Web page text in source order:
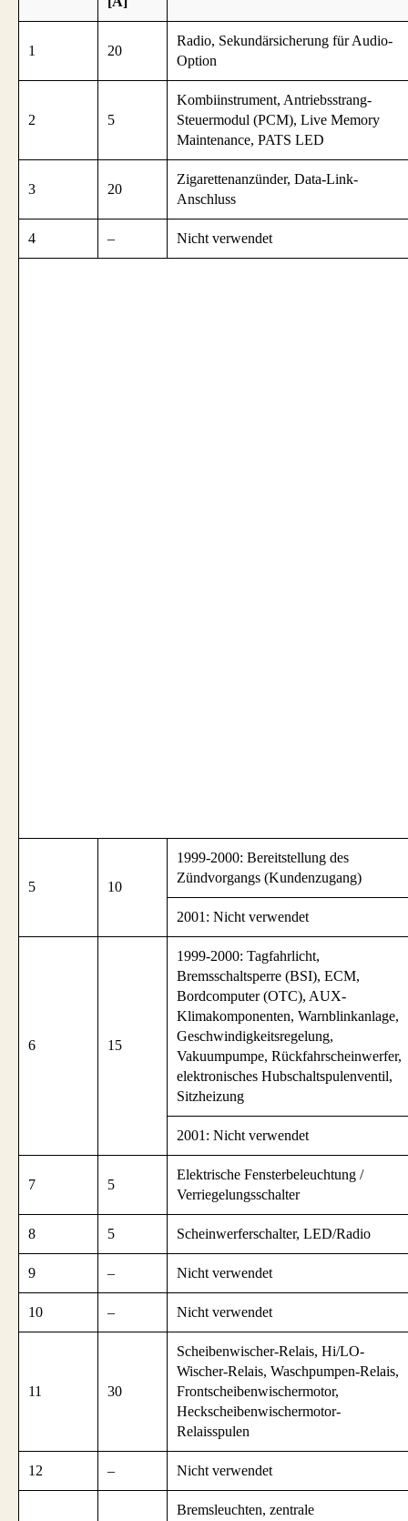
1 20
Radio, Sekundärsicherung für Audio-
Option
2 5
Kombiinstrument, Antriebsstrang-
Steuermodul (PCM), Live Memory
Maintenance, PATS LED
3 20
Zigarettenanzünder, Data-Link-
Anschluss
4 – Nicht verwendet
5 10
1999-2000: Bereitstellung des
Zündvorgangs (Kundenzugang)
2001: Nicht verwendet
6 15
1999-2000: Tagfahrlicht,
Bremsschaltsperre (BSI), ECM,
Bordcomputer (OTC), AUX-
Klimakomponenten, Warnblinkanlage,
Geschwindigkeitsregelung,
Vakuumpumpe, Rückfahrscheinwerfer,
elektronisches Hubschaltspulenventil,
Sitzheizung
2001: Nicht verwendet
7 5
Elektrische Fensterbeleuchtung /
Verriegelungsschalter
8 5 Scheinwerferschalter, LED/Radio
9 – Nicht verwendet
10 – Nicht verwendet
11 30
Scheibenwischer-Relais, Hi/LO-
Wischer-Relais, Waschpumpen-Relais,
Frontscheibenwischermotor,
Heckscheibenwischermotor-
Relaisspulen
12 – Nicht verwendet
Bremsleuchten, zentrale